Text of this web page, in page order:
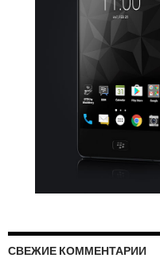
СВЕЖИЕ КОММЕНТАРИИ